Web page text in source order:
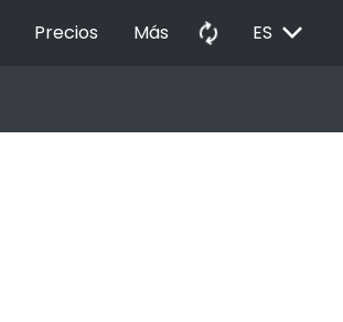
Precios Más autorenew ES EXPAND_MORE